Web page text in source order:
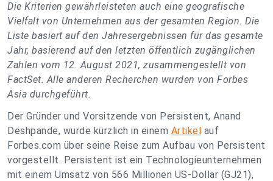
Die Kriterien gewährleisteten auch eine geografische
Vielfalt von Unternehmen aus der gesamten Region. Die
Liste basiert auf den Jahresergebnissen für das gesamte
Jahr, basierend auf den letzten öffentlich zugänglichen
Zahlen vom 12. August 2021, zusammengestellt von
FactSet. Alle anderen Recherchen wurden von Forbes
Asia durchgeführt.
Der Gründer und Vorsitzende von Persistent, Anand
Deshpande, wurde kürzlich in einem Artikel auf
Forbes.com über seine Reise zum Aufbau von Persistent
vorgestellt. Persistent ist ein Technologieunternehmen
mit einem Umsatz von 566 Millionen US-Dollar (GJ21),